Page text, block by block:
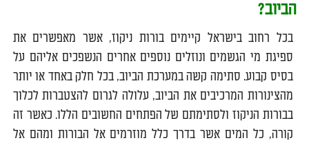
הביוב?
בכל רחוב בישראל קיימים בורות ניקוז, אשר מאפשרים את
ספיגת מי הגשמים ונוזלים נוספים אחרים הנשפכים אליהם על
בסיס קבוע. סתימה קשה במערכת הביוב, בכל חלק באחד או יותר
מהצינורות המרכיבים את הביוב, עלולה לגרום להצטברות לכלוך
בבורות הניקוז ולסתימתם של הפתחים החשובים הללו. כאשר זה
קורה, כל המים אשר בדרך כלל מוזרמים אל הבורות ומהם אל